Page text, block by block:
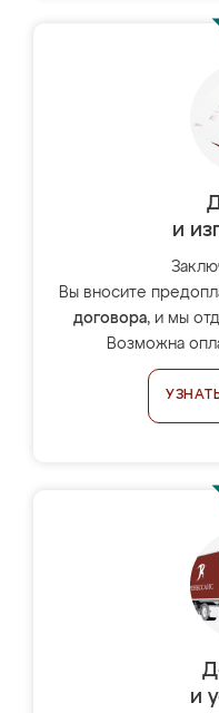
и
Вы вносите
договора, и мы
Возможна
и